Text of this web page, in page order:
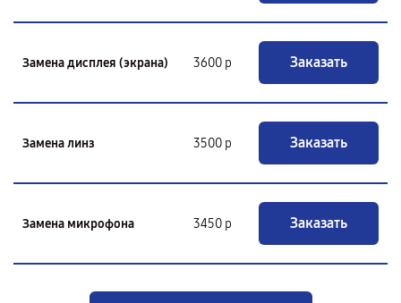
Замена дисплея (экрана) 3600 р Заказать
Замена линз 3500 р Заказать
Замена микрофона 3450 р Заказать